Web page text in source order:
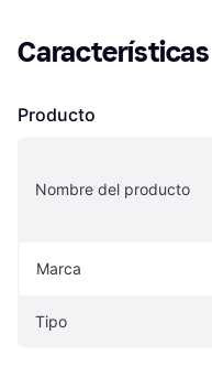
Características
Producto
Nombre del producto
Marca
Tipo